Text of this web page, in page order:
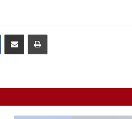
VKontakteShare via Email Print